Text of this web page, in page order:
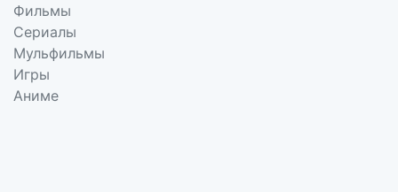
Фильмы
Сериалы
Мульфильмы
Игры
Аниме